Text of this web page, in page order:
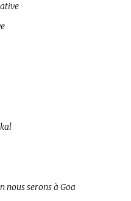
nous serons à Goa